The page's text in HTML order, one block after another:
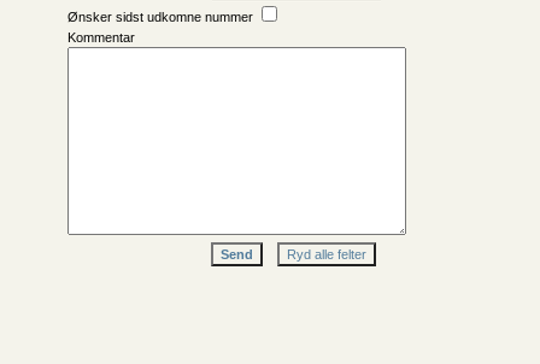
Ønsker sidst udkomne nummer
Kommentar